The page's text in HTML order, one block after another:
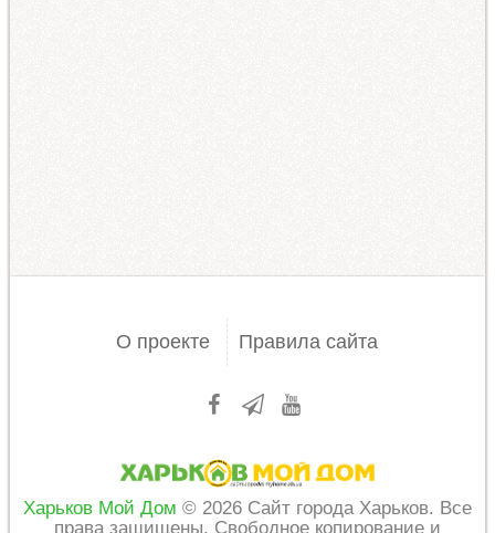
О проекте Правила сайта
Харьков Мой Дом © 2026 Сайт города Харьков. Все
права защищены. Свободное копирование и